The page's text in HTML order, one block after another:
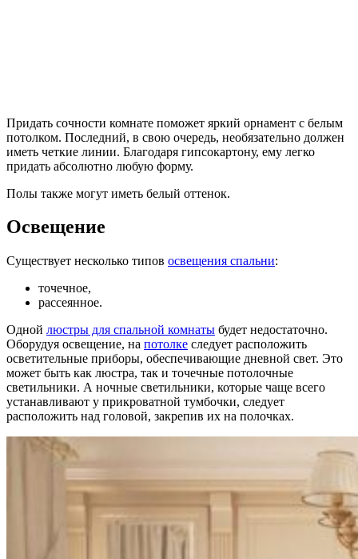
Придать сочности комнате поможет яркий орнамент с белым
потолком. Последний, в свою очередь, необязательно должен
иметь четкие линии. Благодаря гипсокартону, ему легко
придать абсолютно любую форму.
Полы также могут иметь белый оттенок.
Освещение
Существует несколько типов освещения спальни:
точечное,
рассеянное.
Одной люстры для спальной комнаты будет недостаточно.
Оборудуя освещение, на потолке следует расположить
осветительные приборы, обеспечивающие дневной свет. Это
может быть как люстра, так и точечные потолочные
светильники. А ночные светильники, которые чаще всего
устанавливают у прикроватной тумбочки, следует
расположить над головой, закрепив их на полочках.